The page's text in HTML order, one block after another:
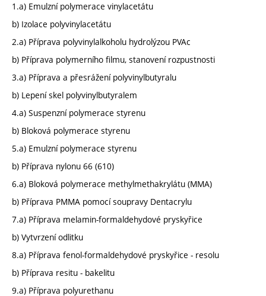
1.a) Emulzní polymerace vinylacetátu
b) Izolace polyvinylacetátu
2.a) Příprava polyvinylalkoholu hydrolýzou PVAc
b) Příprava polymerního filmu, stanovení rozpustnosti
3.a) Příprava a přesrážení polyvinylbutyralu
b) Lepení skel polyvinylbutyralem
4.a) Suspenzní polymerace styrenu
b) Bloková polymerace styrenu
5.a) Emulzní polymerace styrenu
b) Příprava nylonu 66 (610)
6.a) Bloková polymerace methylmethakrylátu (MMA)
b) Příprava PMMA pomocí soupravy Dentacrylu
7.a) Příprava melamin-formaldehydové pryskyřice
b) Vytvrzení odlitku
8.a) Příprava fenol-formaldehydové pryskyřice - resolu
b) Příprava resitu - bakelitu
9.a) Příprava polyurethanu